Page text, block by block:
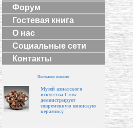
Форум
Гостевая книга
О нас
Социальные сети
Контакты
Последние новости
Музей азиатского
искусства Crow
демонстрирует
современную японскую
керамику